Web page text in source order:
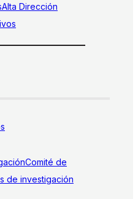
Alta Dirección
Comité de
de investigación